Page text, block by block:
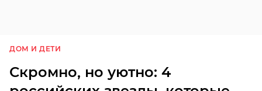
ДОМ И ДЕТИ
Скромно, но уютно: 4